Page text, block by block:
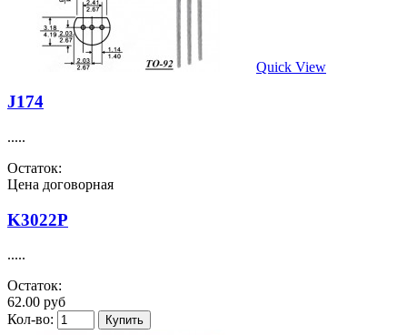
Quick View
J174
.....
Остаток:
Цена договорная
K3022P
.....
Остаток:
62.00 руб
Кол-во: